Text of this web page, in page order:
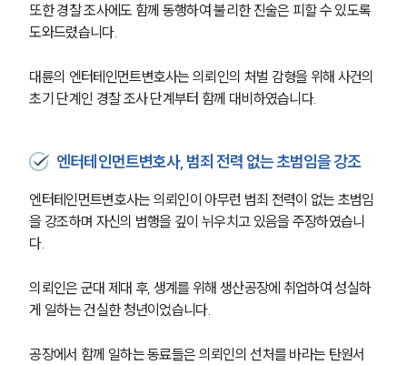
또한 경찰 조사에도 함께 동행하여 불리한 진술은 피할 수 있도록
도와드렸습니다.
대륜의 엔터테인먼트변호사는 의뢰인의 처벌 감형을 위해 사건의
초기 단계인 경찰 조사 단계부터 함께 대비하였습니다.
엔터테인먼트변호사, 범죄 전력 없는 초범임을 강조
엔터테인먼트변호사는 의뢰인이 아무런 범죄 전력이 없는 초범임
을 강조하며 자신의 범행을 깊이 뉘우치고 있음을 주장하였습니
다.
의뢰인은 군대 제대 후, 생계를 위해 생산공장에 취업하여 성실하
게 일하는 건실한 청년이었습니다.
공장에서 함께 일하는 동료들은 의뢰인의 선처를 바라는 탄원서